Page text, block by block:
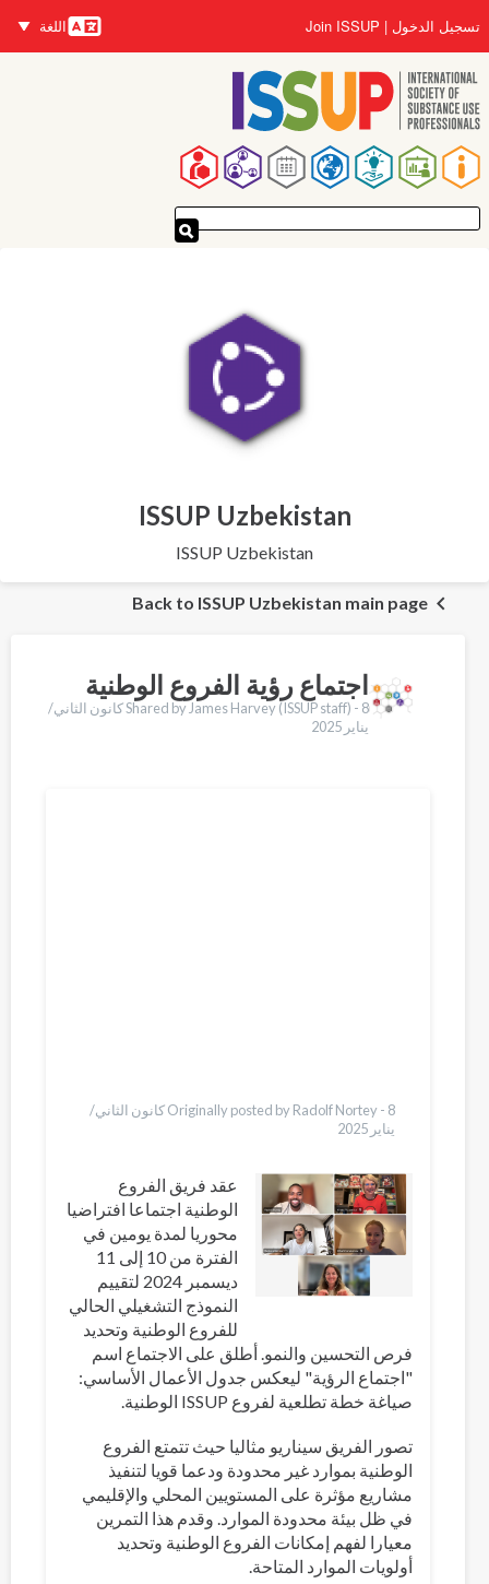
إلى
المحتوى
الرئيسي
تسجيل الدخول Join ISSUP
اللغات
اللغة
القائمة
الرئيسية
ISSUP Uzbekistan
ISSUP Uzbekistan
Back to ISSUP Uzbekistan main page
اجتماع رؤية الفروع الوطنية
Shared by James Harvey (ISSUP staff) -8 كانون الثاني/
يناير 2025
Originally posted by Radolf Nortey -8 كانون الثاني/
يناير 2025
عقد فريق الفروع
الوطنية اجتماعا افتراضيا
محوريا لمدة يومين في
الفترة من 10 إلى 11
ديسمبر 2024 لتقييم
النموذج التشغيلي الحالي
للفروع الوطنية وتحديد
فرص التحسين والنمو. أطلق على الاجتماع اسم
"اجتماع الرؤية" ليعكس جدول الأعمال الأساسي:
صياغة خطة تطلعية لفروع ISSUP الوطنية.
تصور الفريق سيناريو مثاليا حيث تتمتع الفروع
الوطنية بموارد غير محدودة ودعما قويا لتنفيذ
مشاريع مؤثرة على المستويين المحلي والإقليمي
في ظل بيئة محدودة الموارد. وقدم هذا التمرين
معيارا لفهم إمكانات الفروع الوطنية وتحديد
أولويات الموارد المتاحة.